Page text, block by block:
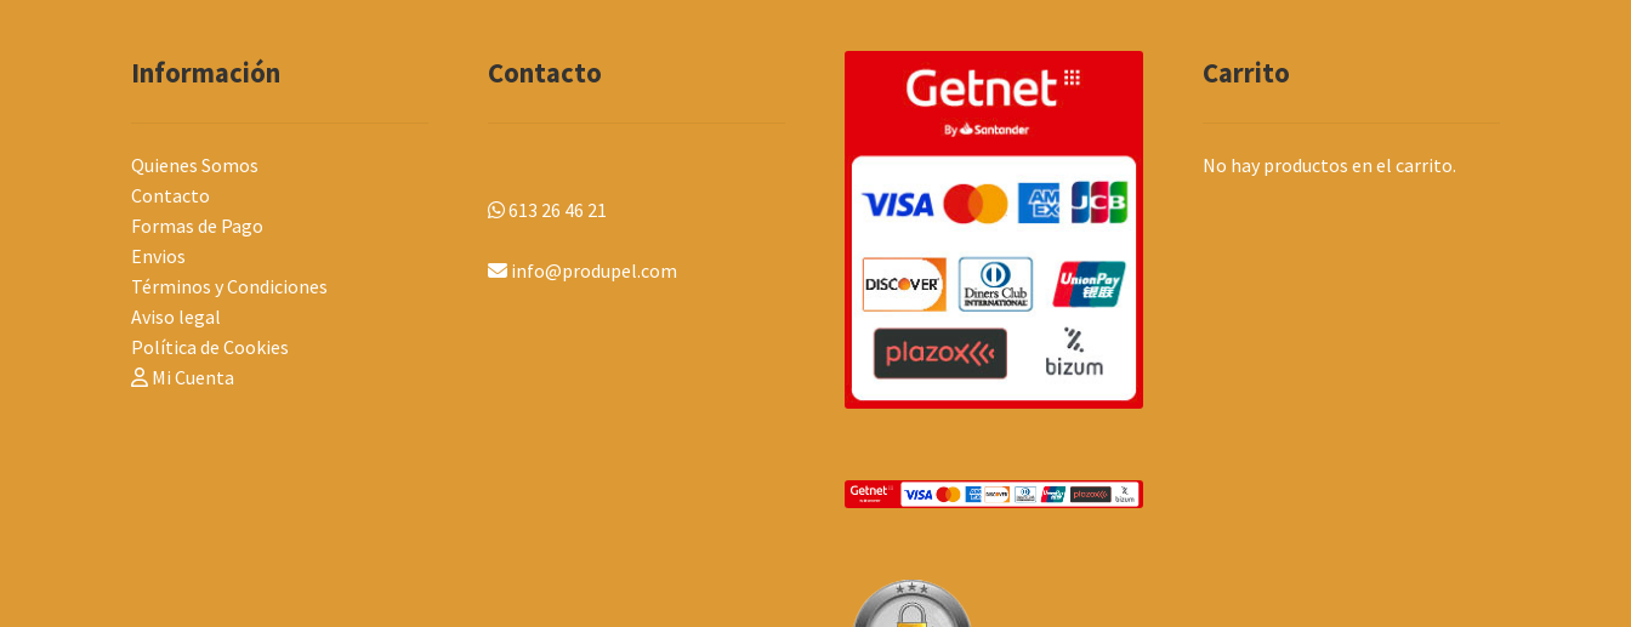
Información
Quienes Somos
Contacto
Formas de Pago
Envios
Términos y Condiciones
Aviso legal
Política de Cookies
Mi Cuenta
Contacto
613 26 46 21
info@produpel.com
Carrito
No hay productos en el carrito.